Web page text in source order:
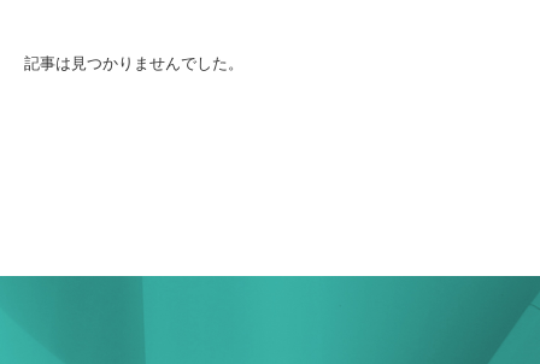
記事は見つかりませんでした。